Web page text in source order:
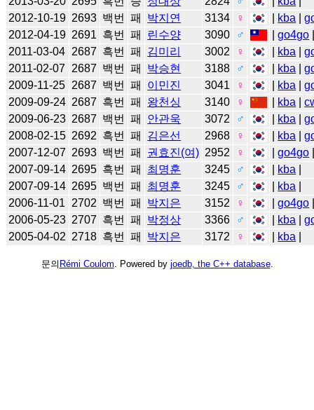
2012-10-19 2693 백번 패 박지연 3134 ♀ kba |
2012-04-19 2691 흑번 패 린수양 3090 ♂ |go4go
2011-03-04 2687 흑번 패 김미리 3002 ♀ kba |
2011-02-07
2687 백번 패 박승현 3188 ♂ kba |
2009-11-25 2687 백번 패 이민진 3041 ♀ kba |
2009-09-24 2687 흑번 패 왕천싱 3140 ♀ kba |
2009-06-23 2687 백번 패 안관욱 3072 ♂ kba |
2008-02-15 2692 흑번 패 김은선 2968 ♀ kba |
2007-12-07 2693 백번 패 권효진(여) 2952 ♀ |go4go
2007-09-14 2695 흑번 패 최명훈 3245 ♂ kba
2007-09-14 2695 백번 패 최명훈 3245 ♂ kba
2006-11-01
2702 백번 패 박지은 3152 ♀ |go4go
2006-05-23 2707 흑번 패 박정상 3366 ♂ kba |
2005-04-02 2718 흑번 패 박지은 3172 ♀ kba
문의 Rémi Coulom . Powered by joedb, the C++ database.